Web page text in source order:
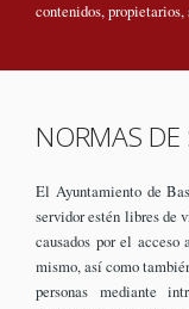
contenidos,
NORMAS
El Ayuntamiento de
servidor estén libres de
causados por el
mismo, así como
personas mediante